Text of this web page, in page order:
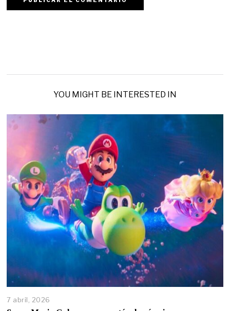
YOU MIGHT BE INTERESTED IN
7 abril, 2026